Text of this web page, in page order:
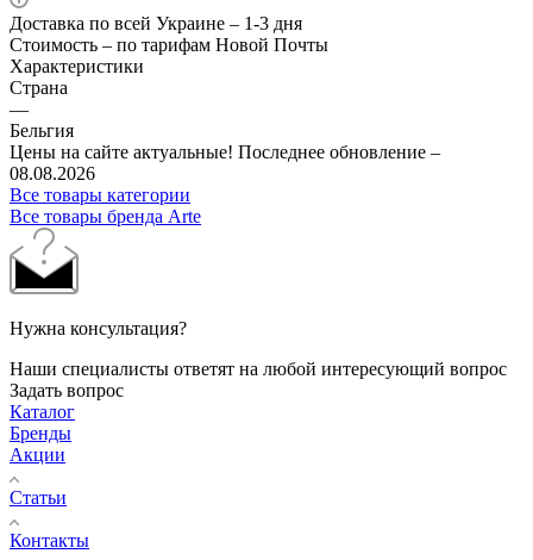
Доставка по всей Украине – 1-3 дня
Стоимость – по тарифам Новой Почты
Характеристики
Страна
—
Бельгия
Цены на сайте актуальные! Последнее обновление –
08.08.2026
Все товары категории
Все товары бренда Arte
Нужна консультация?
Наши специалисты ответят на любой интересующий вопрос
Задать вопрос
Каталог
Бренды
Акции
Статьи
Контакты